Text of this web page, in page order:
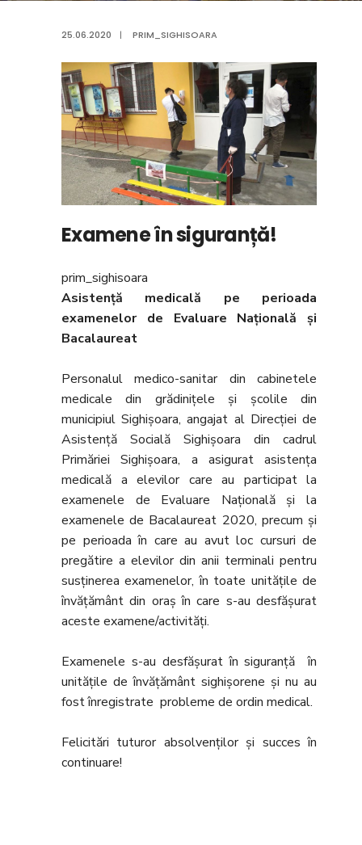
25.06.2020 | PRIM_SIGHISOARA
Examene în siguranță!
prim_sighisoara
Asistență medicală pe perioada
examenelor de Evaluare Națională și
Bacalaureat
Personalul medico-sanitar din cabinetele
medicale din grădinițele și școlile din
municipiul Sighișoara, angajat al Direcției de
Asistență Socială Sighișoara din cadrul
Primăriei Sighișoara, a asigurat asistența
medicală a elevilor care au participat la
examenele de Evaluare Națională și la
examenele de Bacalaureat 2020, precum și
pe perioada în care au avut loc cursuri de
pregătire a elevilor din anii terminali pentru
susținerea examenelor, în toate unitățile de
învățământ din oraș în care s-au desfășurat
aceste examene/activități.
Examenele s-au desfășurat în siguranță în
unitățile de învățământ sighișorene și nu au
fost înregistrate probleme de ordin medical.
Felicitări tuturor absolvenților și succes în
continuare!